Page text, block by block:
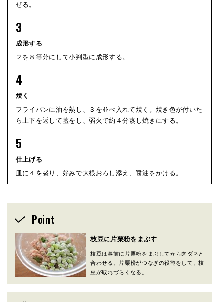
ぜる。
3
成形する
２を８等分にして小判型に成形する。
4
焼く
フライパンに油を熱し、３を並べ入れて焼く。焼き色が付いた
ら上下を返して蓋をし、弱火で約４分蒸し焼きにする。
5
仕上げる
皿に４を盛り、好みで大根おろし添え、醤油をかける。
Point
枝豆に片栗粉をまぶす
枝豆は事前に片栗粉をまぶしてから肉ダネと
合わせる。片栗粉がつなぎの役割をして、枝
豆が取れづらくなる。